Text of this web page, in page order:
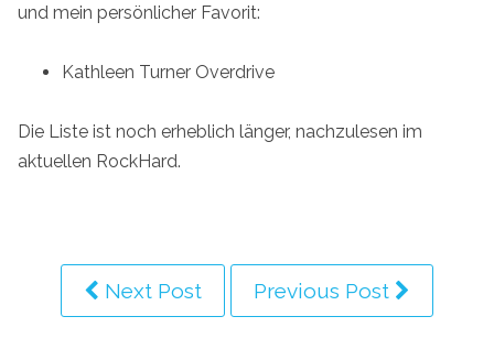
und mein persönlicher Favorit:
Kathleen Turner Overdrive
Die Liste ist noch erheblich länger, nachzulesen im
aktuellen RockHard.
Next Post Previous Post